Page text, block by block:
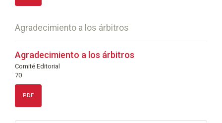
Agradecimiento a los árbitros
Agradecimiento a los árbitros
Comité Editorial
70
PDF